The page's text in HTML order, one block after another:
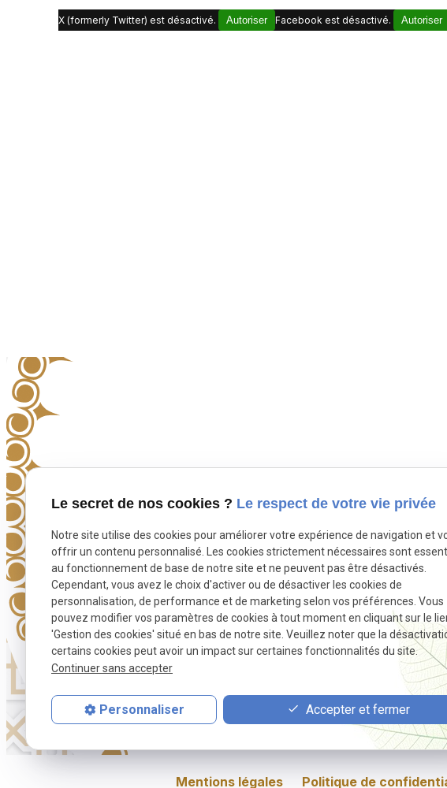
X (formerly Twitter) est désactivé. Autoriser Facebook est désactivé. Autoriser
Pour nous joindre
phone01 88 24 23 46
place
Prière funéraire Toilette rituelle Inhumation
Mentions légales Politique de
Le secret de nos cookies ? Le respect de votre vie privée
Notre site utilise des cookies pour améliorer votre expérience de navigation et
offrir un contenu personnalisé. Les cookies strictement nécessaires sont
au fonctionnement de base de notre site et ne peuvent pas être désactivés.
Cependant, vous avez le choix d'activer ou de désactiver les cookies de
personnalisation, de performance et de marketing selon vos préférences. Vous
pouvez modifier vos paramètres de cookies à tout moment en cliquant sur le
'Gestion des cookies' situé en bas de notre site. Veuillez noter que la
certains cookies peut avoir un impact sur certaines fonctionnalités du site.
Continuer sans accepter
Personnaliser Accepter et fermer